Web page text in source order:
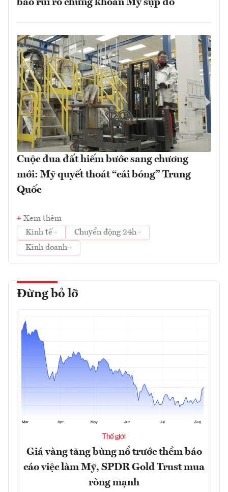
báo rủi ro chứng khoán Mỹ sụp đổ
Cuộc đua đất hiếm bước sang chương
mới: Mỹ quyết thoát “cái bóng” Trung
Quốc
Xem thêm
Kinh tế
Chuyển động 24h
Kinh doanh
Đừng bỏ lỡ
Thế giới
Giá vàng tăng bùng nổ trước thềm báo
cáo việc làm Mỹ, SPDR Gold Trust mua
ròng mạnh